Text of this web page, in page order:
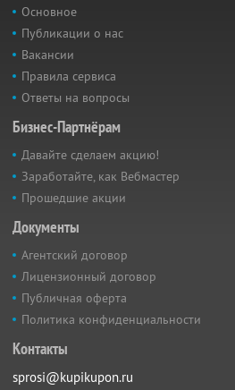
Основное
Публикации о нас
Вакансии
Правила сервиса
Ответы на вопросы
Бизнес-Партнёрам
Давайте сделаем акцию!
Заработайте, как Вебмастер
Прошедшие акции
Документы
Агентский договор
Лицензионный договор
Публичная оферта
Политика конфиденциальности
Контакты
sprosi@kupikupon.ru